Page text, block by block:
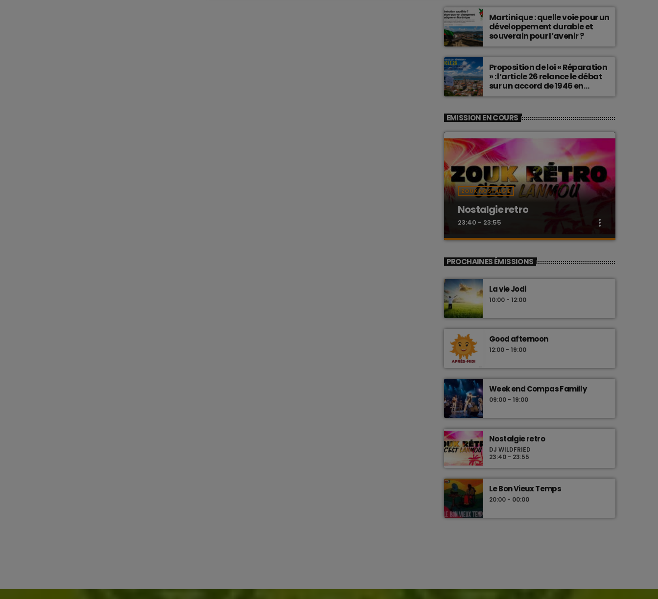
Martinique : quelle voie pour un
développement durable et
souverain pour l’avenir ?
Proposition de loi « Réparation
» : l’article 26 relance le débat
sur un accord de 1946 en
Martinique
EMISSION EN COURS
ZOUK NOSTALGIE
Nostalgie retro
23:40 - 23:55 more_vert
Nostalgie retro
Les plus beaux Zouk des années 80
PROCHAINES ÉMISSIONS
La vie Jodi
10:00 - 12:00
Good afternoon
12:00 - 19:00
Week end Compas Familly
09:00 - 19:00
Nostalgie retro
DJ WILDFRIED
23:40 - 23:55
Le Bon Vieux Temps
20:00 - 00:00